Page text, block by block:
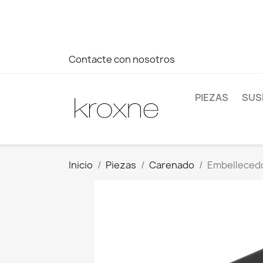
Contacte con nosotros
PIEZAS
Inicio Piezas Carenado